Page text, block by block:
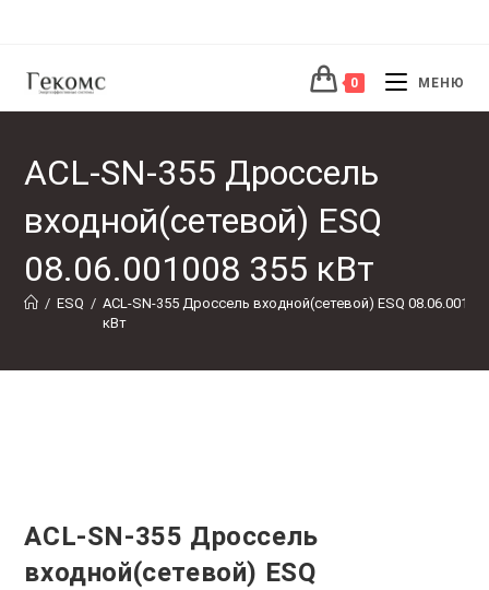
0 МЕНЮ
ACL-SN-355 Дроссель
входной(сетевой) ESQ
08.06.001008 355 кВт
/ ESQ / ACL-SN-355 Дроссель входной(сетевой) ESQ
кВт
ACL-SN-355 Дроссель
входной(сетевой) ESQ